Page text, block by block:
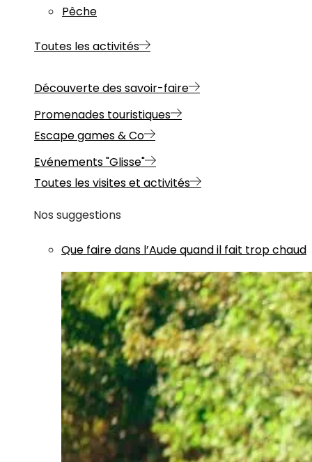
Pêche
Toutes les activités
Découverte des savoir-faire
Promenades touristiques
Escape games & Co
Evénements "Glisse"
Toutes les visites et activités
Nos suggestions
Que faire dans l’Aude quand il fait trop chaud